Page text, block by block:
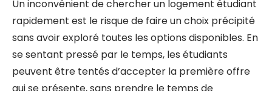
Un inconvénient de chercher un logement étudiant
rapidement est le risque de faire un choix précipité
sans avoir exploré toutes les options disponibles. En
se sentant pressé par le temps, les étudiants
peuvent être tentés d’accepter la première offre